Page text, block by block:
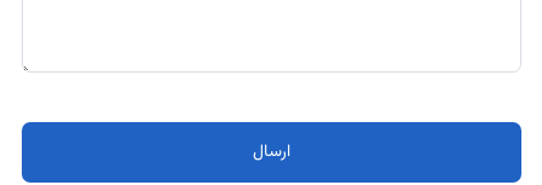
ارسال